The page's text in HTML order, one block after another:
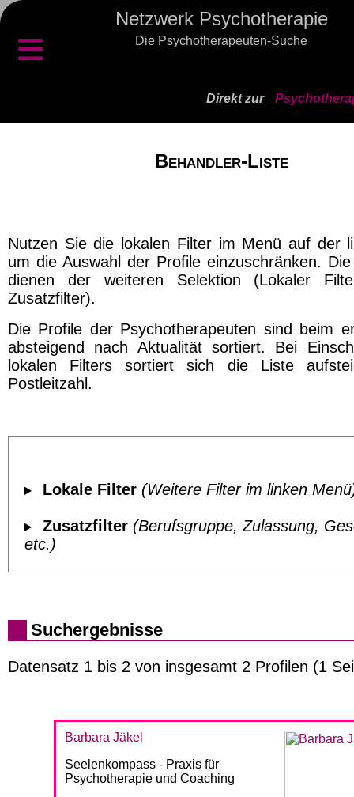
Netzwerk Psychotherapie
Die Psychotherapeuten-Suche
≡
Direkt zur
Behandler-Liste
Nutzen Sie die lokalen Filter im Menü auf der
um die Auswahl der Profile einzuschränken.
dienen der weiteren Selektion (Lokaler
Zusatzfilter).
Die Profile der Psychotherapeuten sind beim
absteigend nach Aktualität sortiert. Bei
lokalen Filters sortiert sich die Liste
Postleitzahl.
Lokale Filter (Weitere Filter im linken
Zusatzfilter (Berufsgruppe, Zulassung,
etc.)
Suchergebnisse
Datensatz 1 bis 2 von insgesamt 2 Profilen (1
Barbara Jäkel
Seelenkompass - Praxis für
Psychotherapie und Coaching